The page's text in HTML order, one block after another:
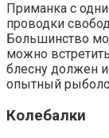
Приманка с
проводки
Большинство
можно
блесну должен
опытный
Колебалки